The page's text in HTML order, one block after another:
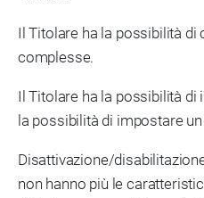
Il Titolare ha la possibilità di
complesse.
Il Titolare ha la possibilità di
la possibilità di impostare
Disattivazione/
non hanno più le